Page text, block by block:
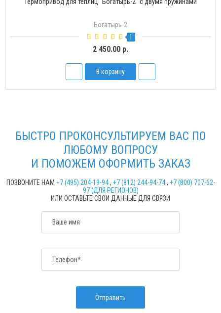
Богатырь-2
1
2 450.00 р.
В корзину
БЫСТРО ПРОКОНСУЛЬТИРУЕМ ВАС ПО
ЛЮБОМУ ВОПРОСУ
И ПОМОЖЕМ ОФОРМИТЬ ЗАКАЗ
ПОЗВОНИТЕ НАМ +7 (495) 204-19-94, +7 (812) 244-94-74, +7 (800) 707-62-
97 (ДЛЯ РЕГИОНОВ)
ИЛИ ОСТАВЬТЕ СВОИ ДАННЫЕ ДЛЯ СВЯЗИ
Ваше имя
Телефон*
Отправить